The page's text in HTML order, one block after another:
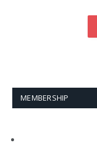
MEMBERSHIP